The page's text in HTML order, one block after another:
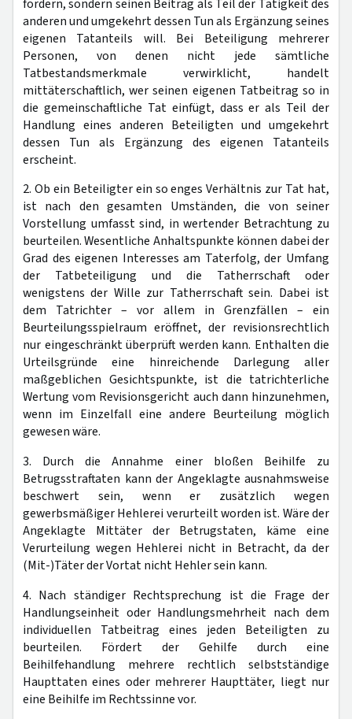
fördern, sondern seinen Beitrag als Teil der Tätigkeit des
anderen und umgekehrt dessen Tun als Ergänzung seines
eigenen Tatanteils will. Bei Beteiligung mehrerer
Personen, von denen nicht jede sämtliche
Tatbestandsmerkmale verwirklicht, handelt
mittäterschaftlich, wer seinen eigenen Tatbeitrag so in
die gemeinschaftliche Tat einfügt, dass er als Teil der
Handlung eines anderen Beteiligten und umgekehrt
dessen Tun als Ergänzung des eigenen Tatanteils
erscheint.
2. Ob ein Beteiligter ein so enges Verhältnis zur Tat hat,
ist nach den gesamten Umständen, die von seiner
Vorstellung umfasst sind, in wertender Betrachtung zu
beurteilen. Wesentliche Anhaltspunkte können dabei der
Grad des eigenen Interesses am Taterfolg, der Umfang
der Tatbeteiligung und die Tatherrschaft oder
wenigstens der Wille zur Tatherrschaft sein. Dabei ist
dem Tatrichter – vor allem in Grenzfällen – ein
Beurteilungsspielraum eröffnet, der revisionsrechtlich
nur eingeschränkt überprüft werden kann. Enthalten die
Urteilsgründe eine hinreichende Darlegung aller
maßgeblichen Gesichtspunkte, ist die tatrichterliche
Wertung vom Revisionsgericht auch dann hinzunehmen,
wenn im Einzelfall eine andere Beurteilung möglich
gewesen wäre.
3. Durch die Annahme einer bloßen Beihilfe zu
Betrugsstraftaten kann der Angeklagte ausnahmsweise
beschwert sein, wenn er zusätzlich wegen
gewerbsmäßiger Hehlerei verurteilt worden ist. Wäre der
Angeklagte Mittäter der Betrugstaten, käme eine
Verurteilung wegen Hehlerei nicht in Betracht, da der
(Mit-)Täter der Vortat nicht Hehler sein kann.
4. Nach ständiger Rechtsprechung ist die Frage der
Handlungseinheit oder Handlungsmehrheit nach dem
individuellen Tatbeitrag eines jeden Beteiligten zu
beurteilen. Fördert der Gehilfe durch eine
Beihilfehandlung mehrere rechtlich selbstständige
Haupttaten eines oder mehrerer Haupttäter, liegt nur
eine Beihilfe im Rechtssinne vor.